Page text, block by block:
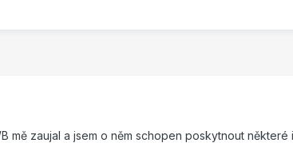
mě zaujal a jsem o něm schopen poskytnout některé